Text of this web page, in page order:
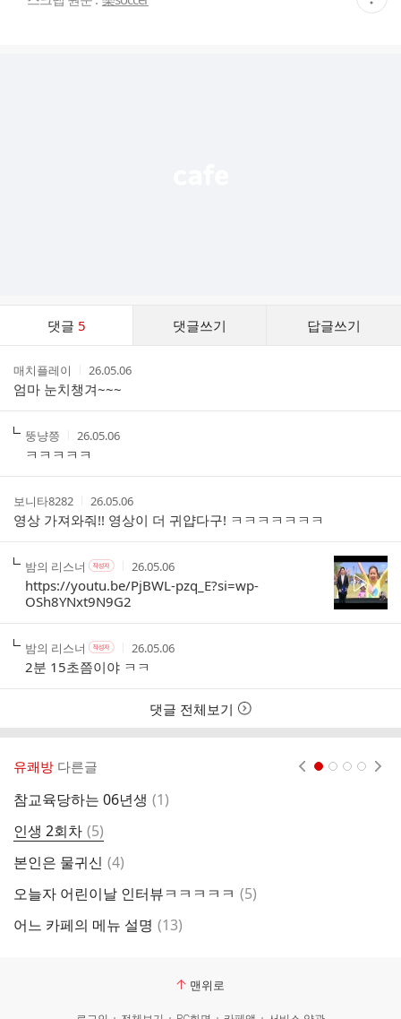
재
댓글 5 댓글쓰기 답글쓰기
스
작
성
자
매치플레이
작
성
시
간
26.05.06
엄마 눈치챙겨~~~
작
성
자
뚱냥쯩
작
성
간
26.05.06
ㅋㅋㅋㅋㅋ
작
성
자
보니타8282
작
성
시
간
26.05.06
영상 가져와줘!! 영상이 더 귀얍다구! ㅋㅋㅋㅋㅋㅋㅋ
작
성
자
밤의 리스너 작
성
자
본
인
여
부
작
자
작
성
시
26.05.06
https://youtu.be/PjBWL-pzq_E?si=wp-
OSh8YNxt9N9G2
작
성
자
밤의 리스너 작
성
자
본
부
작
성
자
작
성
시
간
26.05.06
2분 15초쯤이야 ㅋㅋ
댓글 전체보기
유쾌방 다른글
참교육당하는 06년생 댓
(1)
인생 2회차 댓
글
(5)
본인은 물귀신 댓
(4)
오늘자 어린이날 인터뷰ㅋㅋㅋㅋㅋ 댓
(5)
어느 카페의 메뉴 설명 댓
(13)
맨위로